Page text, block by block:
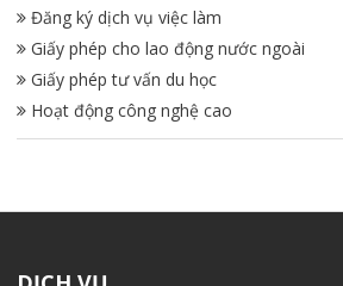
Đăng ký dịch vụ việc làm
Giấy phép cho lao động nước ngoài
Giấy phép tư vấn du học
Hoạt động công nghệ cao